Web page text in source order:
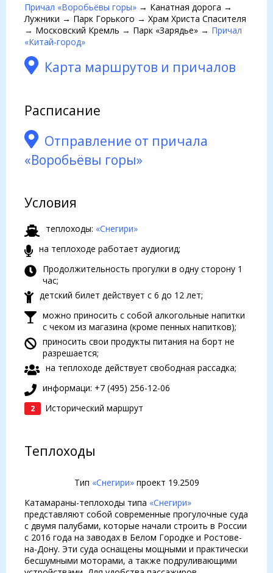
Причал «Воробьёвы горы» → Канатная дорога →
Лужники → Парк Горького → Храм Христа Спасителя
→ Московский Кремль → Парк «Зарядье» → Причал
«Китай-город»
Карта маршрутов и причалов
Расписание
Отправление от причала
«Воробьёвы горы»
Условия
теплоходы: «Снегири»
на теплоходе работает аудиогид;
Продолжительность прогулки в одну сторону 1
час;
детский билет действует с 6 до 12 лет;
можно приносить с собой алкогольные напитки
с чеком из магазина (кроме пенных напитков);
приносить свои продукты питания на борт не
разрешается;
на теплоходе действует свободная рассадка;
информаци: +7 (495) 256-12-06
2 Исторический маршрут
Теплоходы
Тип «Снегири»проект 19.2509
Катамараны-теплоходы типа «Снегири»
представляют собой современные прогулочные суда
с двумя палубами, которые начали строить в России
с 2016 года на заводах в Белом Городке и Ростове-
на-Дону. Эти суда оснащены мощными и практически
бесшумными моторами, а также подруливающими